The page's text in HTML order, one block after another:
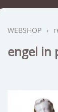
WEBSHOP ›
engel in